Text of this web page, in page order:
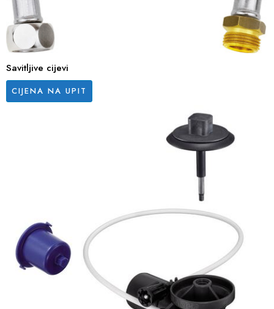
Savitljive cijevi
CIJENA NA UPIT